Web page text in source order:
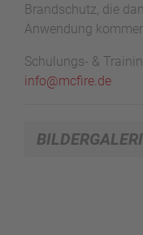
Brandschutz, die
Anwendung
Schulungs- &
info@mcfire.de